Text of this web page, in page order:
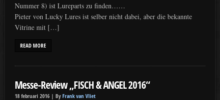
Nummer 8) ist Lureparts zu finden……
Pieter von Lucky Lures ist selber nicht dabei, aber die bekannte
Vitrine mit […]
READ MORE
Messe-Review „FISCH & ANGEL 2016“
18 februari 2016 | By Frank van Vliet